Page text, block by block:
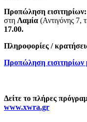
Προπώληση εισιτηρίων:
στη Λαμία (Αντιγόνης 7,
17.00.
Πληροφορίες /
Προπώληση
Δείτε το πλήρες
www.xwra.gr